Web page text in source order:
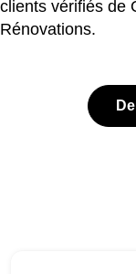
clients vérifiés de
Rénovations.